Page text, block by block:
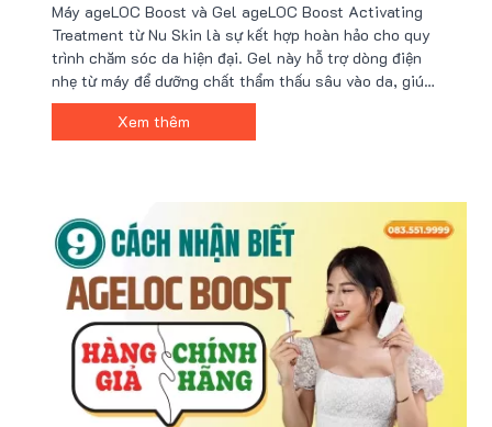
Máy ageLOC Boost và Gel ageLOC Boost Activating
Treatment từ Nu Skin là sự kết hợp hoàn hảo cho quy
trình chăm sóc da hiện đại. Gel này hỗ trợ dòng điện
nhẹ từ máy để dưỡng chất thẩm thấu sâu vào da, giúp
cải thiện tình trạng da, ngăn ngừa lão hóa và làm đều
màu da. Sản phẩm mang lại làn da khỏe mạnh, căng
Xem thêm